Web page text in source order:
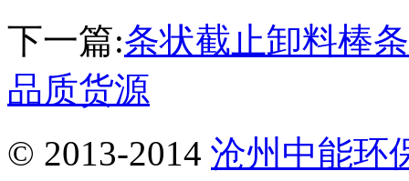
下一篇:条状截止卸料棒
品质货源
© 2013-2014 沧州中能环